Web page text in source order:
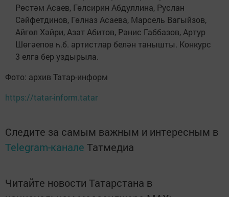
Рөстәм Асаев, Гөлсирин Абдуллина, Руслан
Сәйфетдинов, Гөлназ Асаева, Марсель Вагыйзов,
Айгөл Хәйри, Азат Абитов, Рәнис Габбазов, Артур
Шөгәепов һ.б. артистлар белән танышты. Конкурс
3 елга бер уздырыла.
Фото: архив Татар-информ
https://tatar-inform.tatar
Следите за самым важным и интересным в
Telegram-канале Татмедиа
Читайте новости Татарстана в